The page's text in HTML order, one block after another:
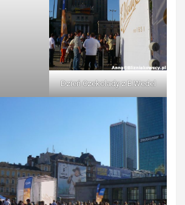
Dzień Czekolady z E.Wedel